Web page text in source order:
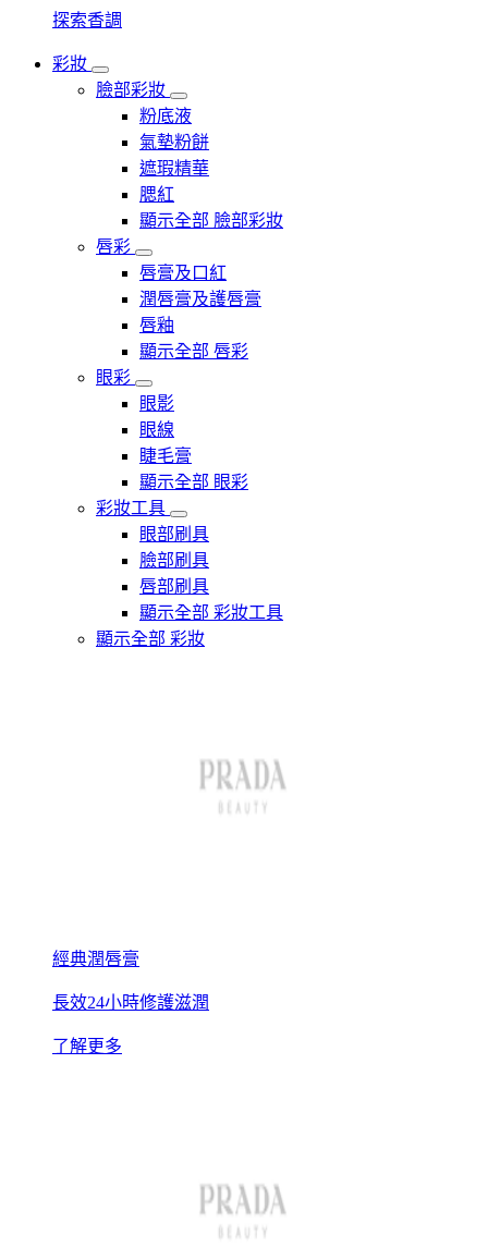
探索香調
彩妝
臉部彩妝
粉底液
氣墊粉餅
遮瑕精華
腮紅
顯示全部 臉部彩妝
唇彩
唇膏及口紅
潤唇膏及護唇膏
唇釉
顯示全部 唇彩
眼彩
眼影
眼線
睫毛膏
顯示全部 眼彩
彩妝工具
眼部刷具
臉部刷具
唇部刷具
顯示全部 彩妝工具
顯示全部 彩妝
經典潤唇膏
長效24小時修護滋潤
了解更多